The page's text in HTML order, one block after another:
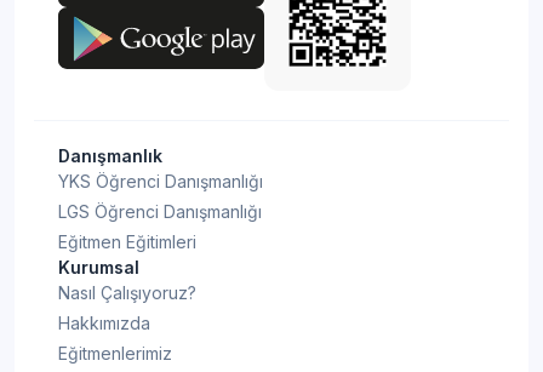
Danışmanlık
YKS Öğrenci Danışmanlığı
LGS Öğrenci Danışmanlığı
Eğitmen Eğitimleri
Kurumsal
Nasıl Çalışıyoruz?
Hakkımızda
Eğitmenlerimiz